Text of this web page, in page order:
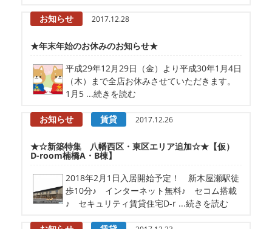
お知らせ 2017.12.28
★年末年始のお休みのお知らせ★
平成29年12月29日（金）より平成30年1月4日
（木）まで全店お休みさせていただきます。
1月5 ...続きを読む
お知らせ 賃貸 2017.12.26
★☆新築特集 八幡西区・東区エリア追加☆★【仮）
D-room楠橋A・B棟】
2018年2月1日入居開始予定！ 新木屋瀬駅徒
歩10分♪ インターネット無料♪ セコム搭載
♪ セキュリティ賃貸住宅D-r ...続きを読む